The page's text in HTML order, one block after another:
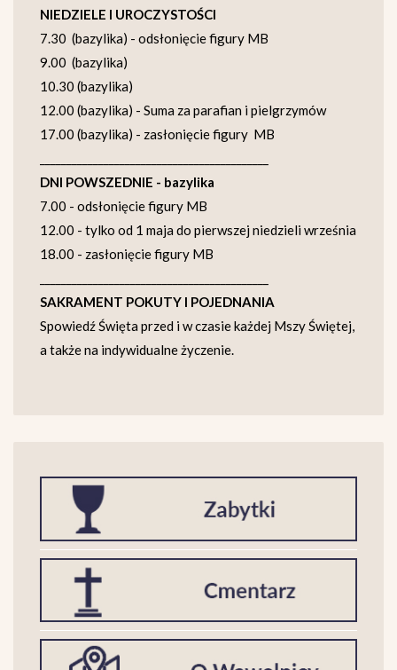
NIEDZIELE I UROCZYSTOŚCI
7.30 (bazylika) - odsłonięcie figury MB
9.00 (bazylika)
10.30 (bazylika)
12.00 (bazylika) - Suma za parafian i pielgrzymów
17.00 (bazylika) - zasłonięcie figury MB
DNI POWSZEDNIE - bazylika
7.00 - odsłonięcie figury MB
12.00 - tylko od 1 maja do pierwszej niedzieli września
18.00 - zasłonięcie figury MB
SAKRAMENT POKUTY I POJEDNANIA
Spowiedź Święta przed i w czasie każdej Mszy Świętej,
a także na indywidualne życzenie.